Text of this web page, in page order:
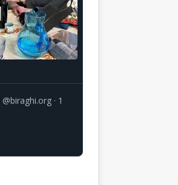
@biraghi.org
1